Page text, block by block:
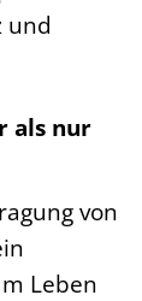
und
als nur
von
Leben